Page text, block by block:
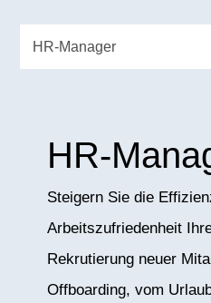
HR-
Steigern Sie die
Arbeitszufriedenheit
Rekrutierung neuer
Offboarding, vom